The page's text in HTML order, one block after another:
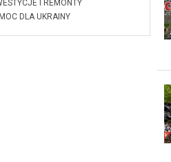
I REMONTY
DLA UKRAINY